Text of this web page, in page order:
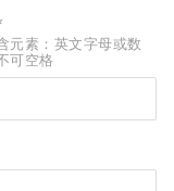
元素：英文字母或数
可空格